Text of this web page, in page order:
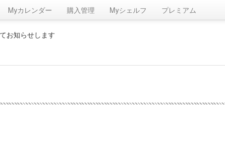
Myカレンダー 購入管理 Myシェルフ プレミアム
お知らせします